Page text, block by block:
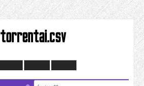
torrentai.csv